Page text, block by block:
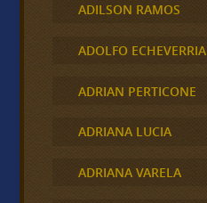
ADILSON RAMOS
ADOLFO ECHEVERRIA
ADRIAN PERTICONE
ADRIANA LUCIA
ADRIANA VARELA